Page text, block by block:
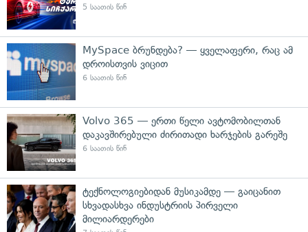
5 საათის წინ
MySpace ბრუნდება? — ყველაფერი, რაც ამ
დროისთვის ვიცით
6 საათის წინ
Volvo 365 — ერთი წელი ავტომობილთან
დაკავშირებული ძირითადი ხარჯების გარეშე
6 საათის წინ
ტექნოლოგიებიდან მუსიკამდე — გაიცანით
სხვადასხვა ინდუსტრიის პირველი
მილიარდერები